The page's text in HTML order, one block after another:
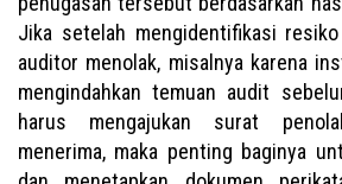
Jika setelah mengidentifikasi
auditor menolak, misalnya karena
mengindahkan temuan audit
harus mengajukan surat
menerima, maka penting baginya